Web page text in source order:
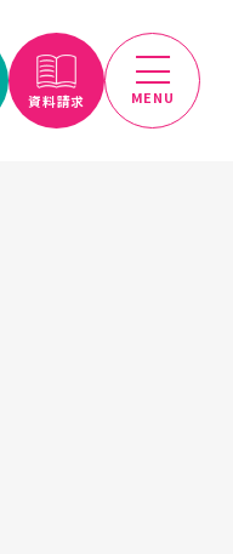
資料請求 MENU